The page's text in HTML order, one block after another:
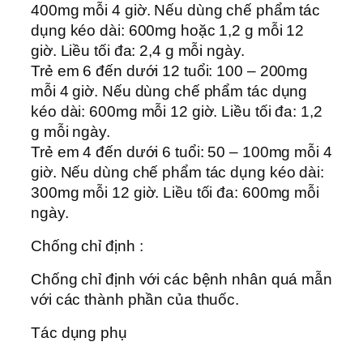
400mg mỗi 4 giờ. Nếu dùng chế phẩm tác
dụng kéo dài: 600mg hoặc 1,2 g mỗi 12
giờ. Liều tối đa: 2,4 g mỗi ngày.
Trẻ em 6 đến dưới 12 tuổi: 100 – 200mg
mỗi 4 giờ. Nếu dùng chế phẩm tác dụng
kéo dài: 600mg mỗi 12 giờ. Liều tối đa: 1,2
g mỗi ngày.
Trẻ em 4 đến dưới 6 tuổi: 50 – 100mg mỗi 4
giờ. Nếu dùng chế phẩm tác dụng kéo dài:
300mg mỗi 12 giờ. Liều tối đa: 600mg mỗi
ngày.
Chống chỉ định :
Chống chỉ định với các bệnh nhân quá mẫn
với các thành phần của thuốc.
Tác dụng phụ